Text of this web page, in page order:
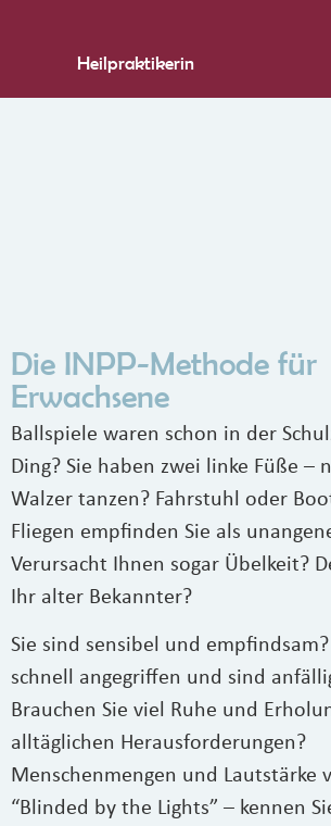
Heilpraktikerin
Die INPP-Methode für
Erwachsene
Ballspiele waren schon in der
Ding? Sie haben zwei linke Füße –
Walzer tanzen? Fahrstuhl oder
Fliegen empfinden Sie als
Verursacht Ihnen sogar Übelkeit?
Ihr alter Bekannter?
Sie sind sensibel und
schnell angegriffen und sind
Brauchen Sie viel Ruhe und
alltäglichen Herausforderungen?
Menschenmengen und Lautstärke
“Blinded by the Lights” – kennen